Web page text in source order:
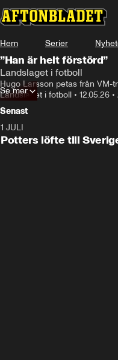
Hem Serier
”Han är helt förstörd”
Landslaget i fotboll
Hugo Larsson petas från VM-
Landslaget i fotboll • 12.05.26 •
Se mer
Senast
1 JULI
Potters löfte till